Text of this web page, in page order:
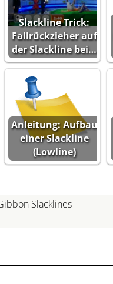
Slackline Trick:
Fallrückzieher auf
der Slackline bei…
Anleitung: Aufbau
einer Slackline
(Lowline)
Slacklines